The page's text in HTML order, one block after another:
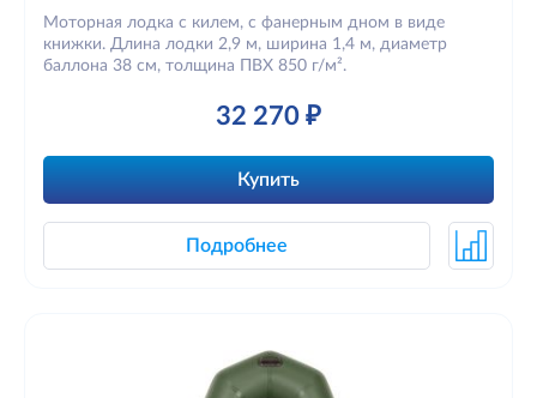
Моторная лодка с килем, с фанерным дном в виде
книжки. Длина лодки 2,9 м, ширина 1,4 м, диаметр
баллона 38 см, толщина ПВХ 850 г/м².
32 270 ₽
Купить
Подробнее